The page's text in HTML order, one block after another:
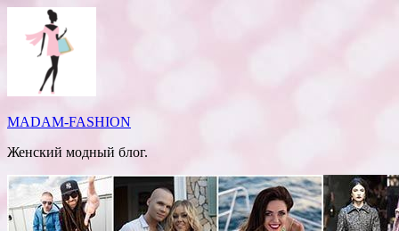
Перейти
содержимому
MADAM-FASHION
Женский модный блог.